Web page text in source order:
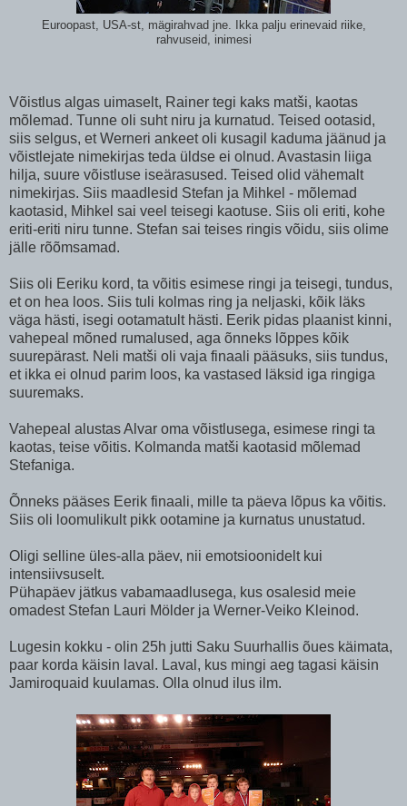
Euroopast, USA-st, mägirahvad jne. Ikka palju erinevaid riike,
rahvuseid, inimesi
Võistlus algas uimaselt, Rainer tegi kaks matši, kaotas
mõlemad. Tunne oli suht niru ja kurnatud. Teised ootasid,
siis selgus, et Werneri ankeet oli kusagil kaduma jäänud ja
võistlejate nimekirjas teda üldse ei olnud. Avastasin liiga
hilja, suure võistluse iseärasused. Teised olid vähemalt
nimekirjas. Siis maadlesid Stefan ja Mihkel - mõlemad
kaotasid, Mihkel sai veel teisegi kaotuse. Siis oli eriti, kohe
eriti-eriti niru tunne. Stefan sai teises ringis võidu, siis olime
jälle rõõmsamad.
Siis oli Eeriku kord, ta võitis esimese ringi ja teisegi, tundus,
et on hea loos. Siis tuli kolmas ring ja neljaski, kõik läks
väga hästi, isegi ootamatult hästi. Eerik pidas plaanist kinni,
vahepeal mõned rumalused, aga õnneks lõppes kõik
suurepärast. Neli matši oli vaja finaali pääsuks, siis tundus,
et ikka ei olnud parim loos, ka vastased läksid iga ringiga
suuremaks.
Vahepeal alustas Alvar oma võistlusega, esimese ringi ta
kaotas, teise võitis. Kolmanda matši kaotasid mõlemad
Stefaniga.
Õnneks pääses Eerik finaali, mille ta päeva lõpus ka võitis.
Siis oli loomulikult pikk ootamine ja kurnatus unustatud.
Oligi selline üles-alla päev, nii emotsioonidelt kui
intensiivsuselt.
Pühapäev jätkus vabamaadlusega, kus osalesid meie
omadest Stefan Lauri Mölder ja Werner-Veiko Kleinod.
Lugesin kokku - olin 25h jutti Saku Suurhallis õues käimata,
paar korda käisin laval. Laval, kus mingi aeg tagasi käisin
Jamiroquaid kuulamas. Olla olnud ilus ilm.